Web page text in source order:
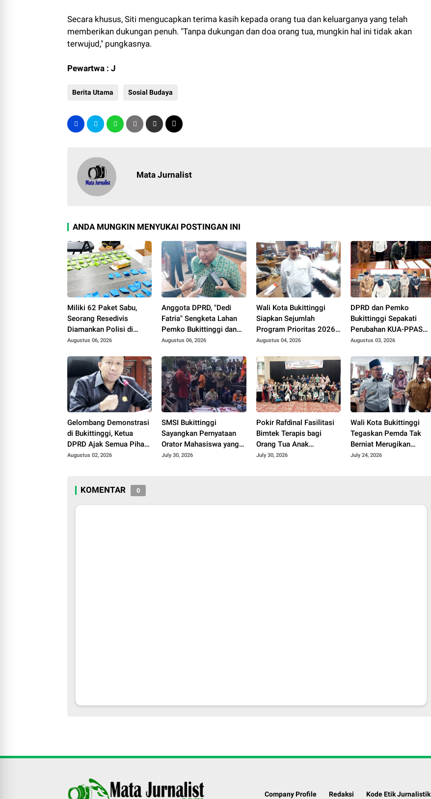
Secara khusus, Siti mengucapkan terima kasih kepada orang tua dan keluarganya yang telah
memberikan dukungan penuh. "Tanpa dukungan dan doa orang tua, mungkin hal ini tidak akan
terwujud," pungkasnya.
Pewartwa : J
Berita Utama Sosial Budaya
Mata Jurnalist
ANDA MUNGKIN MENYUKAI POSTINGAN INI
Miliki 62 Paket Sabu,
Seorang Resedivis
Diamankan Polisi di
Bukittinggi
Augustus 06, 2026
Anggota DPRD, "Dedi
Fatria" Sengketa Lahan
Pemko Bukittinggi dan
UFDK Perlu Diselesaikan
Polemik di Media Sosial
Augustus 06, 2026
Wali Kota Bukittinggi
Siapkan Sejumlah
Program Prioritas 2026,
Fokus Pendidikan,
Infrastruktur Kota
Augustus 04, 2026
DPRD dan Pemko
Bukittinggi Sepakati
Perubahan KUA-PPAS
APBD 2026, Jadi Dasar
APBD
Augustus 03, 2026
Gelombang Demonstrasi
di Bukittinggi, Ketua
DPRD Ajak Semua Pihak
Jaga Kondusivitas.
Augustus 02, 2026
SMSI Bukittinggi
Sayangkan Pernyataan
Orator Mahasiswa yang
Singgung Wartawan Saat
July 30, 2026
Pokir Rafdinal Fasilitasi
Bimtek Terapis bagi
Orang Tua Anak
Berkebutuhan Khusus,
July 30, 2026
Wali Kota Bukittinggi
Tegaskan Pemda Tak
Berniat Merugikan
Universitas Fort De Kock,
July 24, 2026
KOMENTAR 0
Company Profile Redaksi Kode Etik Jurnalistik